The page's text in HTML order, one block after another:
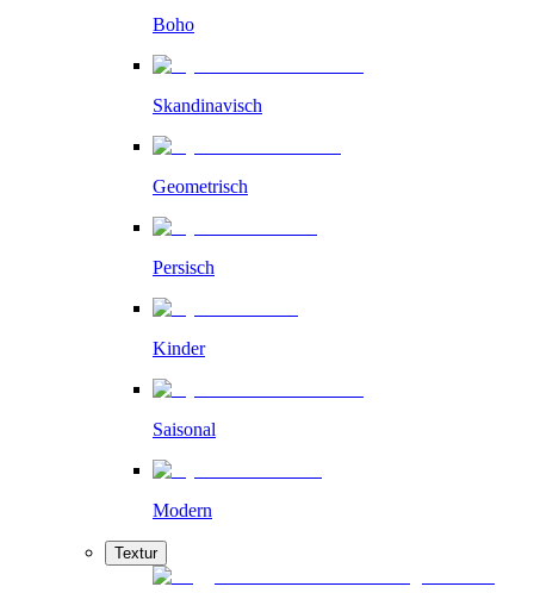
Boho
Skandinavisch
Geometrisch
Persisch
Kinder
Saisonal
Modern
Textur